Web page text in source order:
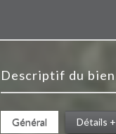
descriptif du bien
Général Détails +